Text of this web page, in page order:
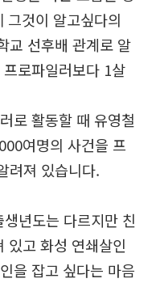
그것이 알고싶다의
교 선후배 관계로 알
로파일러보다 1살
로 활동할 때 유영철
여명의 사건을 프
려져 있습니다.
년도는 다르지만 친
있고 화성 연쇄살인
을 잡고 싶다는 마음